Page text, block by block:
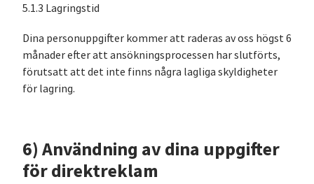
5.1.3 Lagringstid
Dina personuppgifter kommer att raderas av oss högst 6
månader efter att ansökningsprocessen har slutförts,
förutsatt att det inte finns några lagliga skyldigheter
för lagring.
6) Användning av dina uppgifter
för direktreklam